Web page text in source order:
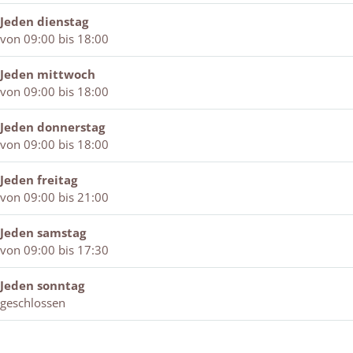
j
k
i
j
k
kw
i
j
k
o
W
i
n
t
e
r
s
w
i
j
Jeden dienstag
von 09:00 bis 18:00
Jeden mittwoch
von 09:00 bis 18:00
Jeden donnerstag
von 09:00 bis 18:00
Jeden freitag
von 09:00 bis 21:00
Jeden samstag
von 09:00 bis 17:30
Jeden sonntag
geschlossen